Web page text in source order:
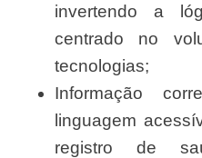
invertendo a
centrado no
tecnologias;
Informação
linguagem
registro de